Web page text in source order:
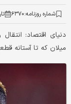
شماره روزنامه:۶۳۷۰
دنیای اقتصاد: انتقال
میلان که تا آستانه